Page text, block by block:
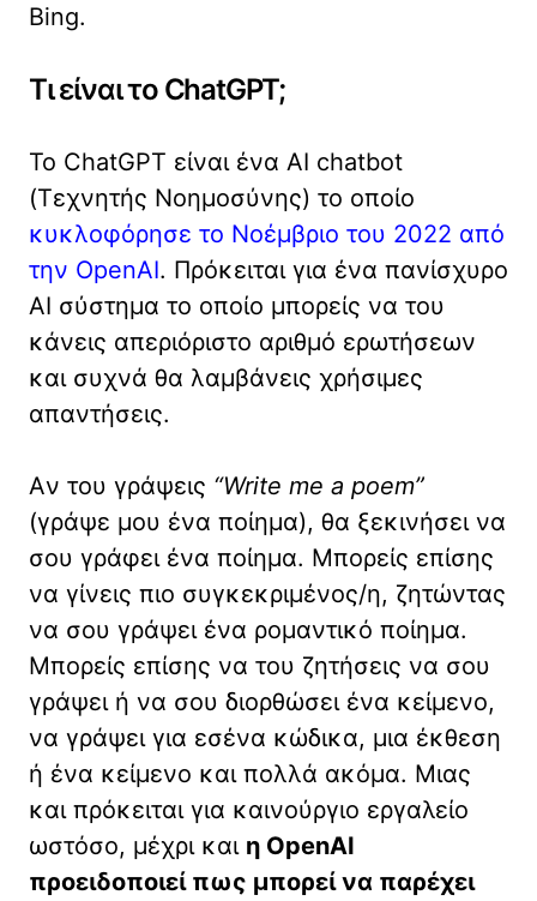
Bing.
Τι είναι το ChatGPT;
Το ChatGPT είναι ένα AI chatbot
(Τεχνητής Νοημοσύνης) το οποίο
κυκλοφόρησε το Νοέμβριο του 2022 από
την OpenAI. Πρόκειται για ένα πανίσχυρο
AI σύστημα το οποίο μπορείς να του
κάνεις απεριόριστο αριθμό ερωτήσεων
και συχνά θα λαμβάνεις χρήσιμες
απαντήσεις.
Aν του γράψεις “Write me a poem”
(γράψε μου ένα ποίημα), θα ξεκινήσει να
σου γράφει ένα ποίημα. Μπορείς επίσης
να γίνεις πιο συγκεκριμένος/η, ζητώντας
να σου γράψει ένα ρομαντικό ποίημα.
Μπορείς επίσης να του ζητήσεις να σου
γράψει ή να σου διορθώσει ένα κείμενο,
να γράψει για εσένα κώδικα, μια έκθεση
ή ένα κείμενο και πολλά ακόμα. Μιας
και πρόκειται για καινούργιο εργαλείο
ωστόσο, μέχρι και η OpenAI
προειδοποιεί πως μπορεί να παρέχει